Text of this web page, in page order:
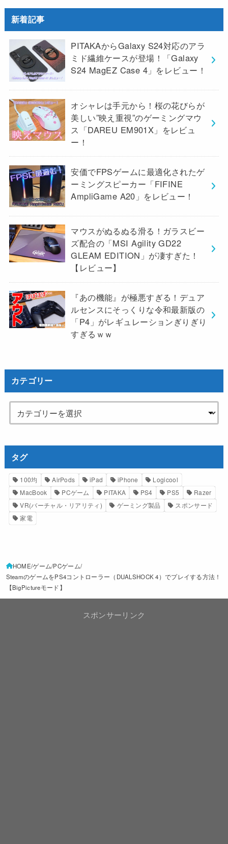
新着記事
PITAKAからGalaxy S24対応のアラ
ミド繊維ケースが登場！「Galaxy
S24 MagEZ Case 4」をレビュー！
オシャレは手元から！桜の花びらが
美しい”映え重視”のゲーミングマウ
ス「DAREU EM901X」をレビュ
ー！
安価でFPSゲームに最適化されたゲ
ーミングスピーカー「FIFINE
AmpliGame A20」をレビュー！
マウスがぬるぬる滑る！ガラスビー
ズ配合の「MSI Agility GD22
GLEAM EDITION」が凄すぎた！
【レビュー】
『あの機能』が極悪すぎる！デュア
ルセンスにそっくりな令和最新版の
「P4」がレギュレーションぎりぎり
すぎるｗｗ
カテゴリー
タグ
100均 AirPods iPad iPhone
Logicool
MacBook
PCゲーム PITAKA PS4 PS5
Razer
VR(バーチャル・リアリティ)
ゲーミング製品
スポンサード
家電
HOME ゲーム PCゲーム
SteamのゲームをPS4コントローラー（DUALSHOCK 4）でプレイする方法！
【BigPictureモード】
スポンサーリンク